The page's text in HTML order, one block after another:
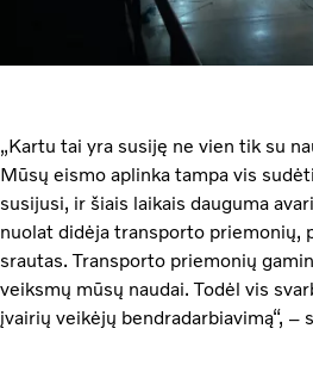
„Kartu tai yra susiję ne vien tik su
Mūsų eismo aplinka tampa vis
susijusi, ir šiais laikais dauguma
nuolat didėja transporto priemonių,
srautas. Transporto priemonių
veiksmų mūsų naudai. Todėl vis
įvairių veikėjų bendradarbiavimą“, –